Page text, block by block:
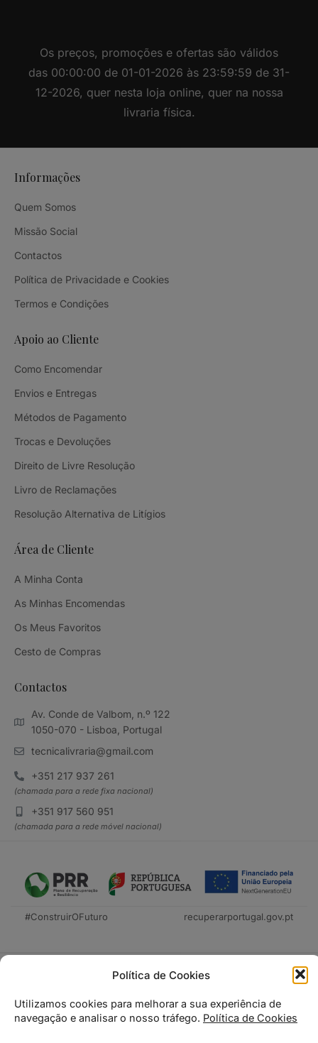
Política de Cookies
Utilizamos cookies para melhorar a sua experiência de
navegação e analisar o nosso tráfego. Política de Cookies
Os preços, promoções e ofertas são válidos
das 00:00:00 de 01-01-2026 às 23:59:59 de 31-
12-2026, quer nesta loja online, quer na nossa
livraria física.
Informações
Quem Somos
Missão Social
Contactos
Política de Privacidade e Cookies
Termos e Condições
Apoio ao Cliente
Como Encomendar
Envios e Entregas
Métodos de Pagamento
Trocas e Devoluções
Direito de Livre Resolução
Livro de Reclamações
Resolução Alternativa de Litígios
Área de Cliente
A Minha Conta
As Minhas Encomendas
Os Meus Favoritos
Cesto de Compras
Contactos
Av. Conde de Valbom, n.º 122
1050-070 - Lisboa, Portugal
tecnicalivraria@gmail.com
+351 217 937 261
(chamada para a rede fixa nacional)
+351 917 560 951
(chamada para a rede móvel nacional)
#ConstruirOFuturo recuperarportugal.gov.pt